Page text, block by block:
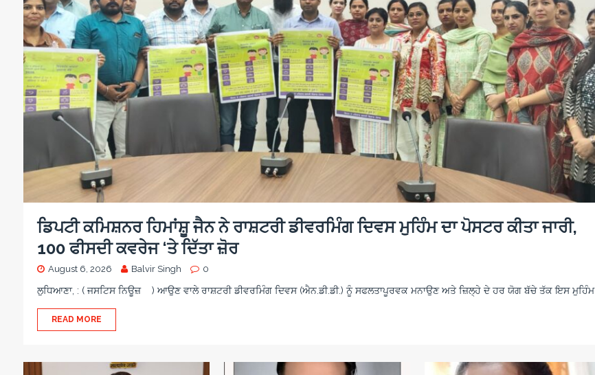
d
n
o
i
n
o
i
c
r
e
w
a
r
d
e
c
a
s
i
n
o
a
s
i
n
o
o
g
a
m
e
ਡਿਪਟੀ ਕਮਿਸ਼ਨਰ ਹਿਮਾਂਸ਼ੂ ਜੈਨ ਨੇ ਰਾਸ਼ਟਰੀ ਡੀਵਰਮਿੰਗ ਦਿਵਸ ਮੁਹਿੰਮ ਦਾ ਪੋਸਟਰ ਕੀਤਾ ਜਾਰੀ,
100 ਫੀਸਦੀ ਕਵਰੇਜ ‘ਤੇ ਦਿੱਤਾ ਜ਼ੋਰ
August 6, 2026 Balvir Singh 0
ਲੁਧਿਆਣਾ, : ( ਜਸਟਿਸ ਨਿਊਜ਼ ) ਆਉਣ ਵਾਲੇ ਰਾਸ਼ਟਰੀ ਡੀਵਰਮਿੰਗ ਦਿਵਸ (ਐਨ.ਡੀ.ਡੀ.) ਨੂੰ ਸਫਲਤਾਪੂਰਵਕ ਮਨਾਉਣ ਅਤੇ ਜ਼ਿਲ੍ਹੇ ਦੇ ਹਰ ਯੋਗ ਬੱਚੇ ਤੱਕ ਇਸ ਮੁਹਿੰਮ
READ MORE